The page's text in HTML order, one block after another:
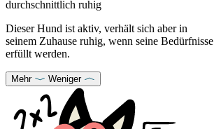
durchschnittlich ruhig
Dieser Hund ist aktiv, verhält sich aber in
seinem Zuhause ruhig, wenn seine Bedürfnisse
erfüllt werden.
Mehr Weniger